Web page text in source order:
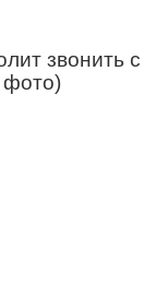
звонить с
фото)